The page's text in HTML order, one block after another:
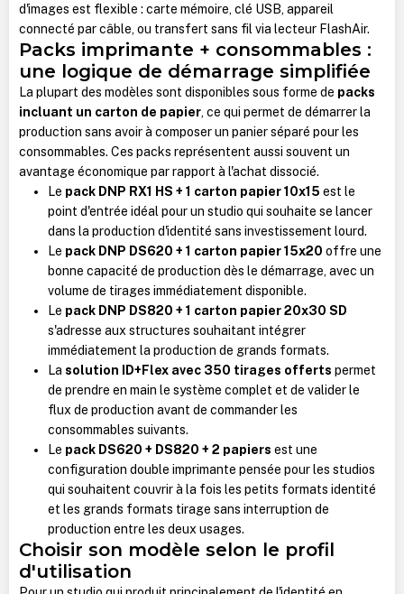
d'images est flexible : carte mémoire, clé USB, appareil
connecté par câble, ou transfert sans fil via lecteur FlashAir.
Packs imprimante + consommables :
une logique de démarrage simplifiée
La plupart des modèles sont disponibles sous forme de packs
incluant un carton de papier, ce qui permet de démarrer la
production sans avoir à composer un panier séparé pour les
consommables. Ces packs représentent aussi souvent un
avantage économique par rapport à l'achat dissocié.
Le pack DNP RX1 HS + 1 carton papier 10x15 est le
point d'entrée idéal pour un studio qui souhaite se lancer
dans la production d'identité sans investissement lourd.
Le pack DNP DS620 + 1 carton papier 15x20 offre une
bonne capacité de production dès le démarrage, avec un
volume de tirages immédiatement disponible.
Le pack DNP DS820 + 1 carton papier 20x30 SD
s'adresse aux structures souhaitant intégrer
immédiatement la production de grands formats.
La solution ID+Flex avec 350 tirages offerts permet
de prendre en main le système complet et de valider le
flux de production avant de commander les
consommables suivants.
Le pack DS620 + DS820 + 2 papiers est une
configuration double imprimante pensée pour les studios
qui souhaitent couvrir à la fois les petits formats identité
et les grands formats tirage sans interruption de
production entre les deux usages.
Choisir son modèle selon le profil
d'utilisation